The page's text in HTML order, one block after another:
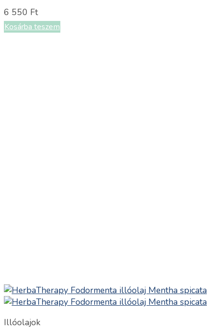
6 550 Ft
Kosárba teszem
Illóolajok